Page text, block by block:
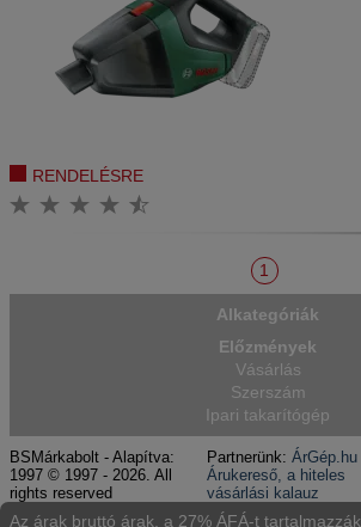
RENDELÉSRE
1
Alkategóriák
Előzmények
Vásárlás
Szerszám
Ipari takarítógép
BSMárkabolt - Alapítva:
1997 © 1997 - 2026. All
rights reserved
Partnerünk:ÁrGép.hu
Árukereső, a hiteles
vásárlási kalauz
Az árak bruttó árak, a 27% ÁFÁ-t tartalmazzák.